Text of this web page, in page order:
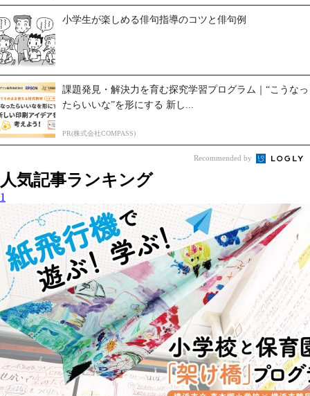
小学生が楽しめる俳句指導のコツと俳句例
課題発見・解決力を育む探究学習プログラム｜“こうなっ
たらいいな”を形にする 新し...
PR(株式会社COMPASS)
Recommended by
人気記事ランキング
1